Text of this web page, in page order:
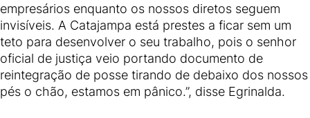
empresários enquanto os nossos diretos seguem
invisíveis. A Catajampa está prestes a ficar sem um
teto para desenvolver o seu trabalho, pois o senhor
oficial de justiça veio portando documento de
reintegração de posse tirando de debaixo dos nossos
pés o chão, estamos em pânico.”, disse Egrinalda.